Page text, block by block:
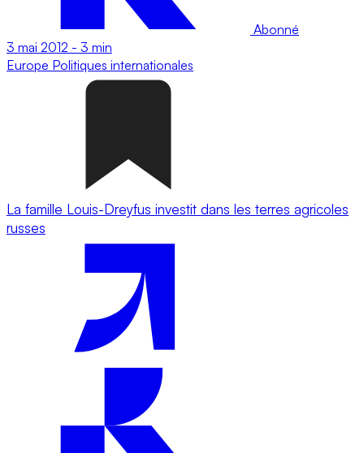
Abonné
3 mai 2012 - 3 min
Europe Politiques internationales
La famille Louis-Dreyfus investit dans les terres agricoles
russes